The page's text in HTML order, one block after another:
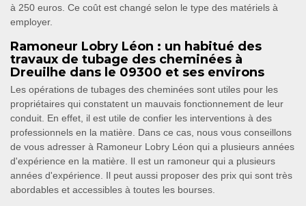
à 250 euros. Ce coût est changé selon le type des matériels à
employer.
Ramoneur Lobry Léon : un habitué des
travaux de tubage des cheminées à
Dreuilhe dans le 09300 et ses environs
Les opérations de tubages des cheminées sont utiles pour les
propriétaires qui constatent un mauvais fonctionnement de leur
conduit. En effet, il est utile de confier les interventions à des
professionnels en la matière. Dans ce cas, nous vous conseillons
de vous adresser à Ramoneur Lobry Léon qui a plusieurs années
d'expérience en la matière. Il est un ramoneur qui a plusieurs
années d'expérience. Il peut aussi proposer des prix qui sont très
abordables et accessibles à toutes les bourses.